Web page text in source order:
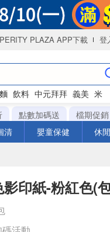
PLAZA APP下載 登
飲料 中元拜拜 義美 米
點數加碼送 檔期促銷
清 嬰童保健 休
印紙-粉紅色(